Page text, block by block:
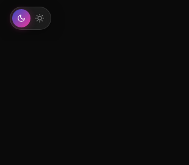
© 2026 Mindcircus Agency. Todos los derechos